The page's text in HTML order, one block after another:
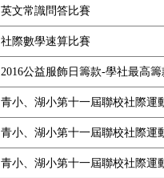
英文常識問答比賽
社際數學速算比賽
2016公益服飾日籌款-學社最高
青小、湖小第十一屆聯校社際運
青小、湖小第十一屆聯校社際運
青小、湖小第十一屆聯校社際運